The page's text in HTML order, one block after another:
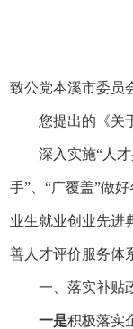
致公党本溪市委员
您提出的《关
深入实施“人
手”、“广覆盖”做
业生就业创业先进
善人才评价服务体
一、落实补贴
一是积极落实